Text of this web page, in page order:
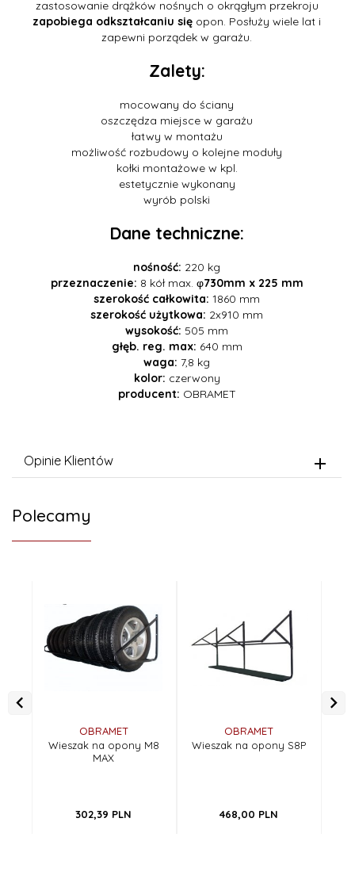
zastosowanie drążków nośnych o okrągłym przekroju
zapobiega odkształcaniu się opon. Posłuży wiele lat i
zapewni porządek w garażu.
Zalety:
mocowany do ściany
oszczędza miejsce w garażu
łatwy w montażu
możliwość rozbudowy o kolejne moduły
kołki montażowe w kpl.
estetycznie wykonany
wyrób polski
Dane techniczne:
nośność: 220 kg
przeznaczenie: 8 kół max. φ730mm x 225 mm
szerokość całkowita: 1860 mm
szerokość użytkowa: 2x910 mm
wysokość: 505 mm
głęb. reg. max: 640 mm
waga: 7,8 kg
kolor: czerwony
producent: OBRAMET
Opinie Klientów
Polecamy
OBRAMET
Wieszak na opony M8
MAX
302,39 PLN
OBRAMET
Wieszak na opony S8P
468,00 PLN